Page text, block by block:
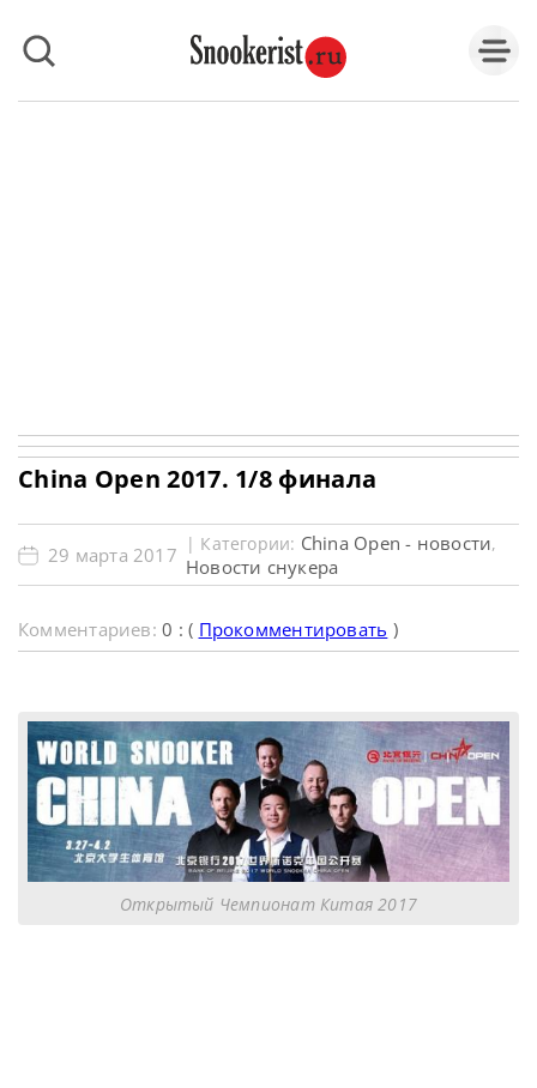
China Open 2017. 1/8 финала
29 марта 2017 | Категории: China Open - новости,
Новости снукера
Комментариев:0 : ( Прокомментировать )
Открытый Чемпионат Китая 2017